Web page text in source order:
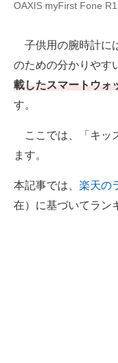
企業向けIT製品の総合
IT製品の技術・比較・
モノづくり技術者専
電子設計の基本と応用
エネルギーの専門メ
OAXIS myFirst Fone
子供用の腕時計に
のための分かりやす
載したスマートウォ
す。
ここでは、「キッ
ます。
本記事では、 楽天の
在）に基づいてラン